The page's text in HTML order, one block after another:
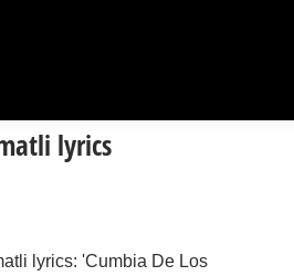
lyrics
lyrics: 'Cumbia De Los